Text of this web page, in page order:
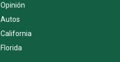
Opinión
Autos
California
Florida